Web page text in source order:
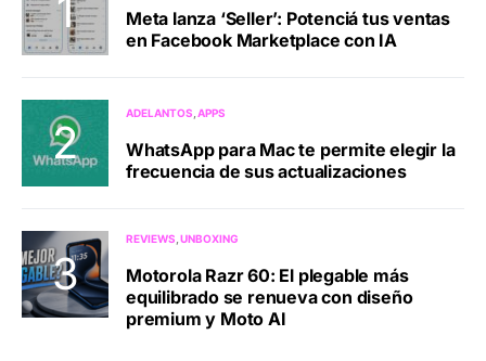
Meta lanza ‘Seller’: Potenciá tus ventas
en Facebook Marketplace con IA
ADELANTOS APPS
WhatsApp para Mac te permite elegir la
frecuencia de sus actualizaciones
REVIEWS UNBOXING
Motorola Razr 60: El plegable más
equilibrado se renueva con diseño
premium y Moto AI